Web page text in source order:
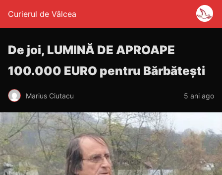
Curierul de Vâlcea
De joi, LUMINĂ DE APROAPE
100.000 EURO pentru Bărbătești
Marius Ciutacu 5 ani ago